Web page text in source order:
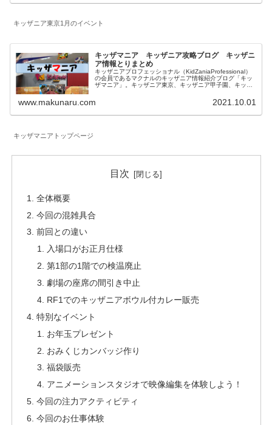
キッザニア東京1月のイベント
キッザマニア キッザニア攻略ブログ キッザニ
ア情報とりまとめ
キッザニアプロフェッショナル（KidZaniaProfessional）
の会員であるマクナルのキッザニア情報紹介ブログ「キッ
ザマニア」。キッザニア東京、キッザニア甲子園、キッザ
も記載したお仕事体験記、料金等に関係する予約方法、お
得な情報等を記載しています。
www.makunaru.com 2021.10.01
キッザマニアトップページ
目次
全体概要
今回の混雑具合
前回との違い
入場口がお正月仕様
第1部の1階での検温廃止
劇場の座席の間引き中止
RF1でのキッザニアボウル付カレー販売
特別なイベント
お年玉プレゼント
おみくじカンバッジ作り
福袋販売
アニメーションスタジオで映像編集を体験しよう！
今回の注力アクティビティ
今回のお仕事体験